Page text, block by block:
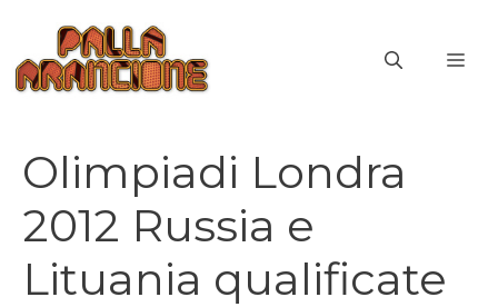
contenuto
Olimpiadi Londra
2012 Russia e
Lituania qualificate